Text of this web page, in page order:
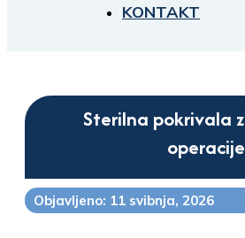
KONTAKT
Sterilna pokrivala
operacije
Objavljeno: 11 svibnja, 2026